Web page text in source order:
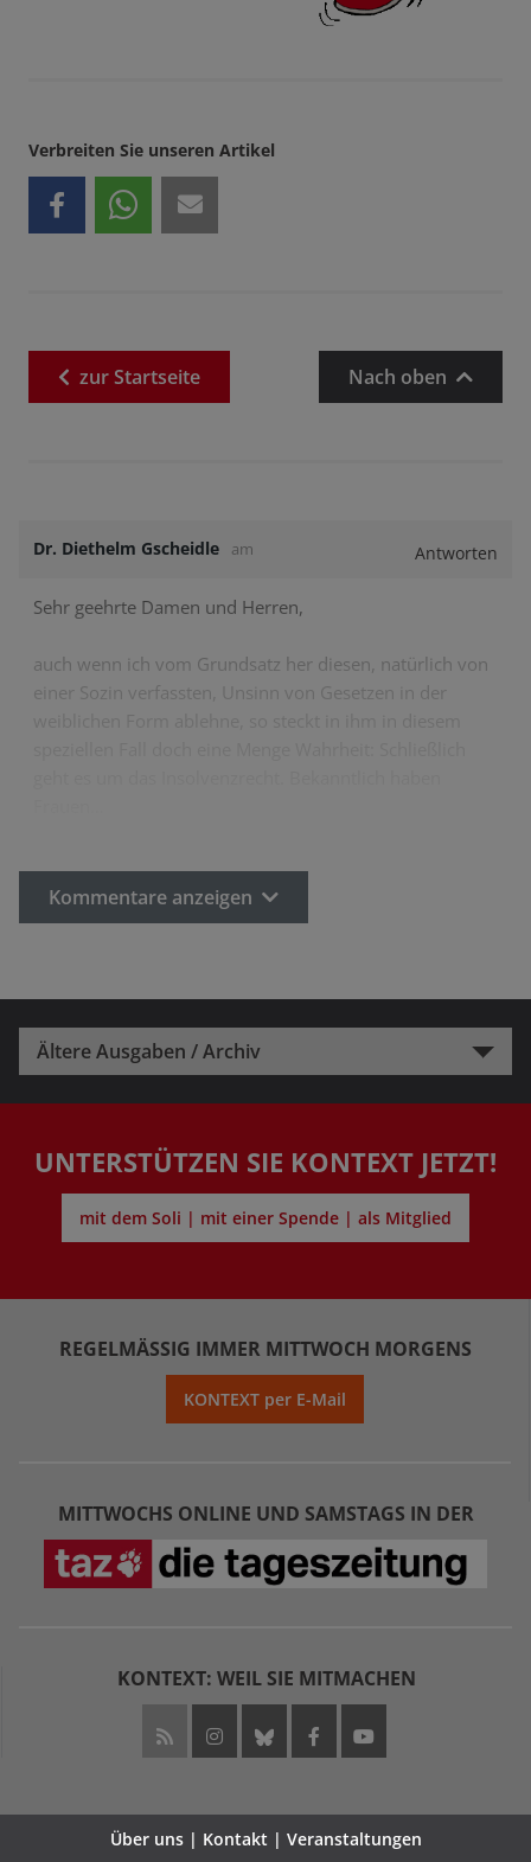
Verbreiten Sie unseren Artikel
zurStartseite Nach oben
Dr. Diethelm Gscheidle am Antworten
Sehr geehrte Damen und Herren,
auch wenn ich vom Grundsatz her diesen, natürlich von
einer Sozin verfassten, Unsinn von Gesetzen in der
Kommentare anzeigen
Ältere Ausgaben / Archiv
UNTERSTÜTZEN SIE KONTEXT JETZT!
mit dem Soli | mit einer Spende | als Mitglied
REGELMÄSSIG IMMER MITTWOCH MORGENS
KONTEXT per E-Mail
MITTWOCHS ONLINE UND SAMSTAGS IN DER
KONTEXT: WEIL SIE MITMACHEN
Über uns | Kontakt | Veranstaltungen